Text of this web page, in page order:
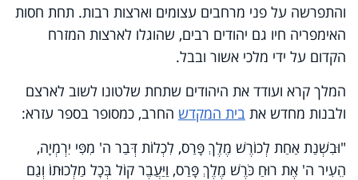
והתפרשה על פני מרחבים עצומים וארצות רבות. תחת חסות
האימפריה חיו גם יהודים רבים, שהוגלו לארצות המזרח
הקדום על ידי מלכי אשור ובבל.
המלך קרא ועודד את היהודים שתחת שלטונו לשוב לארצם
ולבנות מחדש את בית המקדש החרב,‏ כמסופר בספר עזרא:‏
"וּבִשְׁנַת אַחַת לְכוֹרֶשׁ מֶלֶךְ פָּרַס, לִכְלוֹת דְּבַר ה' מִפִּי יִרְמְיָה,
הֵעִיר ה' אֶת רוּחַ כֹּרֶשׁ מֶלֶךְ פָּרַס, וַיַּעֲבֶר קוֹל בְּכָל מַלְכוּתוֹ וְגַם